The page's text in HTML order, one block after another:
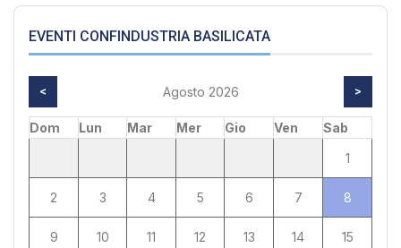
EVENTI CONFINDUSTRIA BASILICATA
< Agosto 2026 >
Dom Lun Mar Mer Gio Ven
Sab
1
2 3 4 5 6 7 8
9 10 11 12 13 14 15